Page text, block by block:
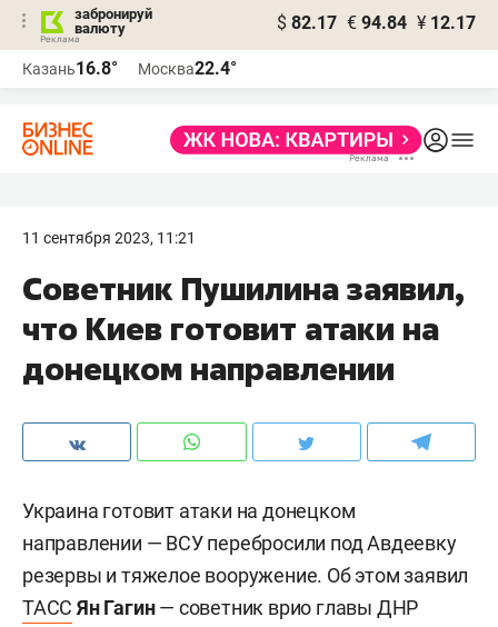
забронируй
валюту
$ 82.17 € 94.84 ¥ 12.17
Казань16.8° Москва22.4°
11 сентября 2023, 11:21
Советник Пушилина заявил,
что Киев готовит атаки на
донецком направлении
Украина готовит атаки на донецком
направлении — ВСУ перебросили под Авдеевку
резервы и тяжелое вооружение. Об этом заявил
ТАСС Ян Гагин— советник врио главы ДНР